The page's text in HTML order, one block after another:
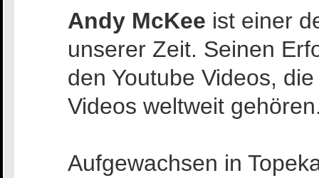
Andy McKee ist einer
unserer Zeit. Seinen
den Youtube Videos,
Videos weltweit
Aufgewachsen in